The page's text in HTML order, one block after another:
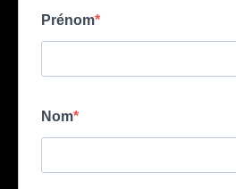
Prénom
Nom